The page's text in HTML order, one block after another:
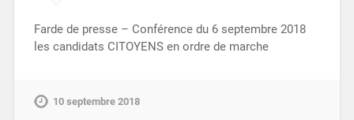
Farde de presse – Conférence du 6 septembre 2018
les candidats CITOYENS en ordre de marche
10 septembre 2018